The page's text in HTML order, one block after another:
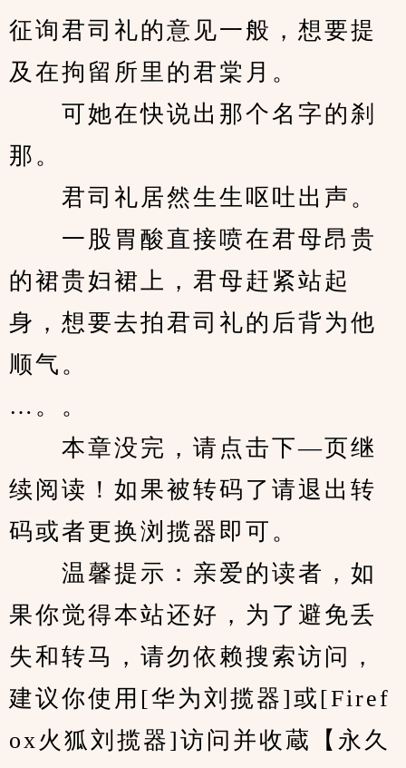
征询君司礼的意见一般，想要提
及在拘留所里的君棠月。
可她在快说出那个名字的刹
那。
君司礼居然生生呕吐出声。
一股胃酸直接喷在君母昂贵
的裙贵妇裙上，君母赶紧站起
身，想要去拍君司礼的后背为他
顺气。
…。。
本章没完，请点击下—页继
续阅读！如果被转码了请退出转
码或者更换浏揽器即可。
温馨提示：亲爱的读者，如
果你觉得本站还好，为了避免丢
失和转马，请勿依赖搜索访问，
建议你使用[华为刘揽器]或[Firef
ox火狐刘揽器]访问并收蔵【永久